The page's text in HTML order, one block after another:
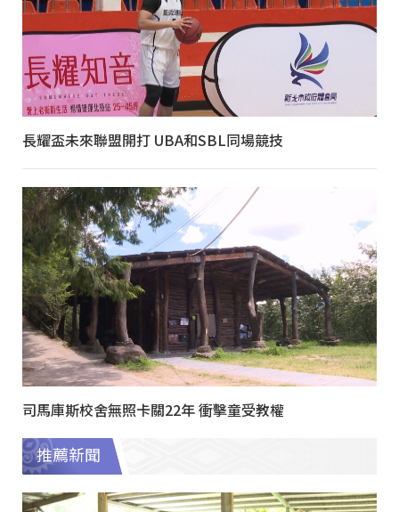
長耀盃未來聯盟開打 UBA和SBL同場競技
司馬庫斯校舍無照卡關22年 衝擊童受教權
推薦新聞